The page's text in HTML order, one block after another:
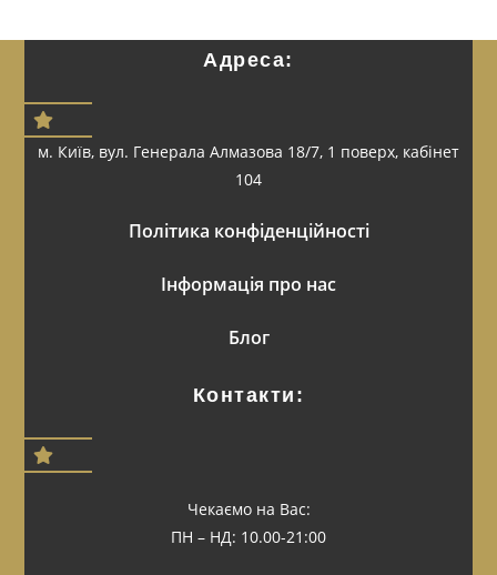
Адреса:
м. Київ, вул. Генерала Алмазова 18/7, 1 поверх, кабінет
104
Політика конфіденційності
Інформація про нас
Блог
Контакти:
Чекаємо на Вас:
ПН – НД: 10.00-21:00